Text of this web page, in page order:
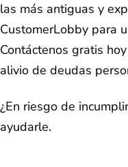
las más antiguas y
CustomerLobby para
Contáctenos gratis
alivio de deudas
¿En riesgo de
ayudarle.